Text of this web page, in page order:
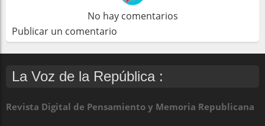
No hay comentarios
Publicar un comentario
La Voz de la República :
Revista Digital de Pensamiento y Memoria Republicana